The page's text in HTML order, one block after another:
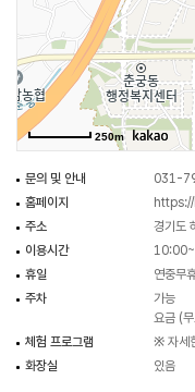
팔작지붕이다. 이외에도 내삼
증자, 안자, 맹자, 자사의 위패
우리나라의 유교성현 20명이
광주향교 입구에는 유구한 약
은행나무가 네 그루 보이는
보호수로 지정되었다. 안쪽으
지관이 이곳은 거북이 형상으
북돋아주는 명당자리라며 은
광주향교에서는 향교서원활
체험프로그램을 통해 하남 및
전통문화에 쉽게 접근할 수 있
250m
문의 및 안내
031-
홈페이지
주소
경기도
이용시간
휴일
연중무
주차
가능
요금 (
체험 프로그램
※ 자세
화장실
있음